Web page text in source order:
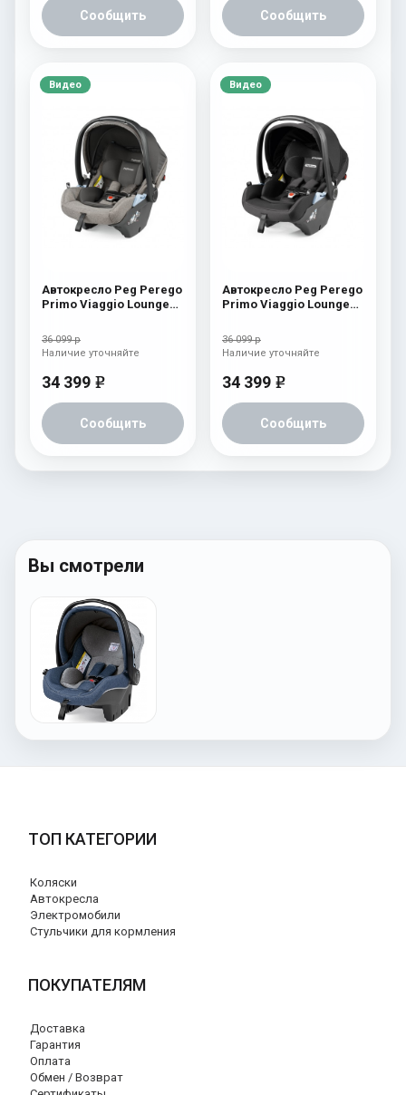
Сообщить Сообщить
Видео
Автокресло Peg Perego
Primo Viaggio Lounge
36 099 р
34 399 e
Сообщить
Наличие уточняйте
Видео
Автокресло Peg Perego
Primo Viaggio Lounge
36 099 р
34 399 e
Сообщить
Наличие уточняйте
Вы смотрели
ТОП КАТЕГОРИИ
Коляски
Автокресла
Электромобили
Стульчики для кормления
ПОКУПАТЕЛЯМ
Доставка
Гарантия
Оплата
Обмен / Возврат